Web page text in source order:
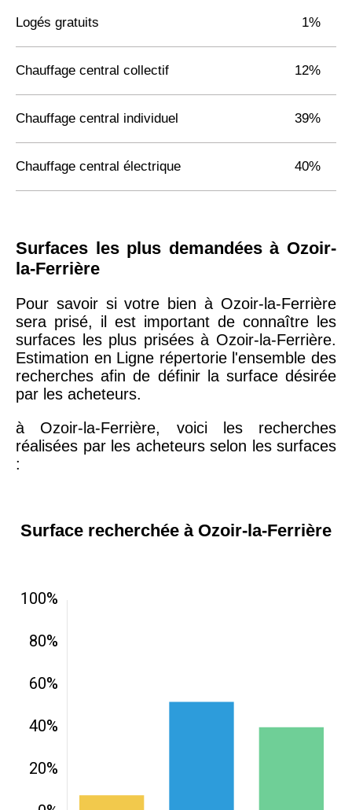
Logés gratuits 1%
Chauffage central collectif 12%
Chauffage central individuel 39%
Chauffage central électrique 40%
Surfaces les plus demandées à Ozoir-
la-Ferrière
Pour savoir si votre bien à Ozoir-la-Ferrière
sera prisé, il est important de connaître les
surfaces les plus prisées à Ozoir-la-Ferrière.
Estimation en Ligne répertorie l'ensemble des
recherches afin de définir la surface désirée
par les acheteurs.
à Ozoir-la-Ferrière, voici les recherches
réalisées par les acheteurs selon les surfaces
:
Surface recherchée à Ozoir-la-Ferrière